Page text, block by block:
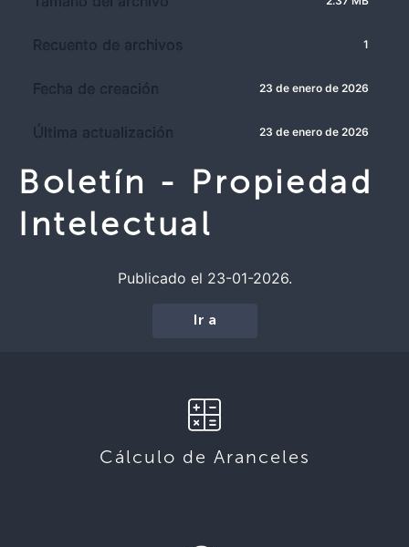
Recuento de archivos 1
Fecha de creación 23 de enero de 2026
Última actualización 23 de enero de 2026
Boletín - Propiedad
Intelectual
Publicado el 23-01-2026.
Ir a
Cálculo de Aranceles